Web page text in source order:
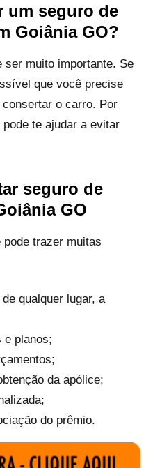
um seguro de
Goiânia GO?
ser muito importante. Se
que você precise
o carro. Por
te ajudar a evitar
seguro de
GO
trazer muitas
qualquer lugar, a
e planos;
da apólice;
do prêmio.